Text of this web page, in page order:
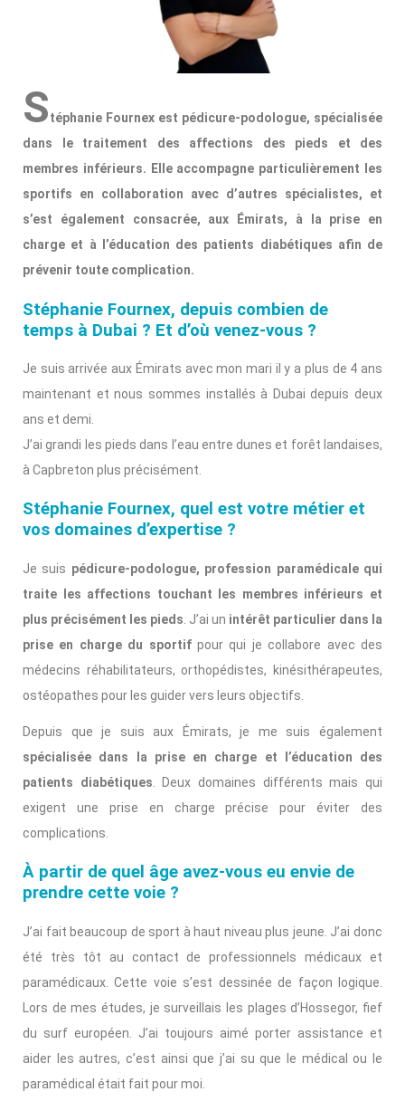
Stéphanie Fournex est pédicure-podologue, spécialisée
dans le traitement des affections des pieds et des
membres inférieurs. Elle accompagne particulièrement les
sportifs en collaboration avec d’autres spécialistes, et
s’est également consacrée, aux Émirats, à la prise en
charge et à l’éducation des patients diabétiques afin de
prévenir toute complication.
Stéphanie Fournex, depuis combien de
temps à Dubai ? Et d’où venez-vous ?
Je suis arrivée aux Émirats avec mon mari il y a plus de 4 ans
maintenant et nous sommes installés à Dubai depuis deux
ans et demi.
J’ai grandi les pieds dans l’eau entre dunes et forêt landaises,
à Capbreton plus précisément.
Stéphanie Fournex, quel est votre métier et
vos domaines d’expertise ?
Je suis pédicure-podologue, profession paramédicale qui
traite les affections touchant les membres inférieurs et
plus précisément les pieds . J’ai un intérêt particulier dans la
prise en charge du sportifpour qui je collabore avec des
médecins réhabilitateurs, orthopédistes, kinésithérapeutes,
ostéopathes pour les guider vers leurs objectifs.
Depuis que je suis aux Émirats, je me suis également
spécialisée dans la prise en charge et l’éducation des
patients diabétiques . Deux domaines différents mais qui
exigent une prise en charge précise pour éviter des
complications.
À partir de quel âge avez-vous eu envie de
prendre cette voie ?
J’ai fait beaucoup de sport à haut niveau plus jeune. J’ai donc
été très tôt au contact de professionnels médicaux et
paramédicaux. Cette voie s’est dessinée de façon logique.
Lors de mes études, je surveillais les plages d’Hossegor, fief
du surf européen. J’ai toujours aimé porter assistance et
aider les autres, c’est ainsi que j’ai su que le médical ou le
paramédical était fait pour moi.